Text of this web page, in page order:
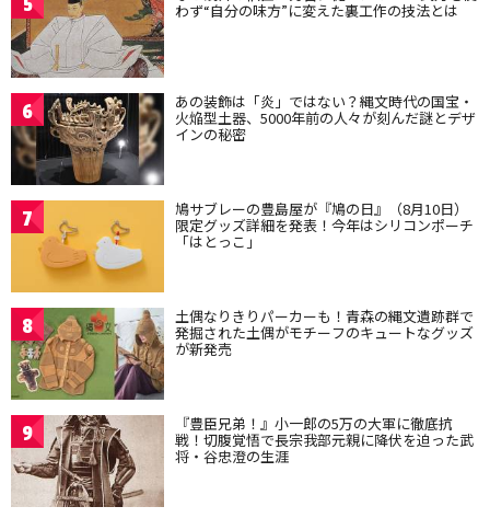
わず“自分の味方”に変えた裏工作の技法とは
6 あの装飾は「炎」ではない？縄文時代の国宝・
火焔型土器、5000年前の人々が刻んだ謎とデザ
インの秘密
7 鳩サブレーの豊島屋が『鳩の日』（8月10日）
限定グッズ詳細を発表！今年はシリコンポーチ
「はとっこ」
8 土偶なりきりパーカーも！青森の縄文遺跡群で
発掘された土偶がモチーフのキュートなグッズ
が新発売
9 『豊臣兄弟！』小一郎の5万の大軍に徹底抗
戦！切腹覚悟で長宗我部元親に降伏を迫った武
将・谷忠澄の生涯